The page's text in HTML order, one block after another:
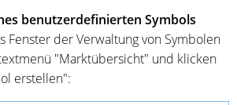
benutzerdefinierten Symbols
Fenster der Verwaltung von Symbolen
"Marktübersicht" und klicken
erstellen":